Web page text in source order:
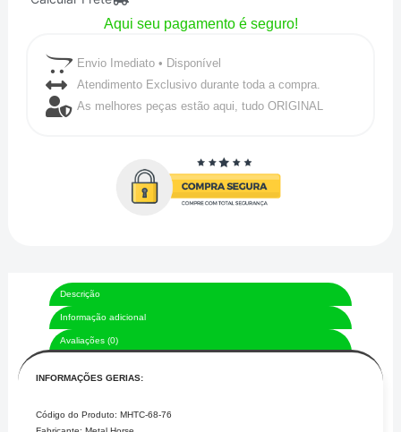
Clamp
68-
76mm)
Aqui seu pagamento é seguro!
Envio Imediato • Disponível
Atendimento Exclusivo durante toda a compra.
As melhores peças estão aqui, tudo ORIGINAL
Descrição
Informação adicional
Avaliações (0)
INFORMAÇÕES GERIAS:
Código do Produto: MHTC-68-76